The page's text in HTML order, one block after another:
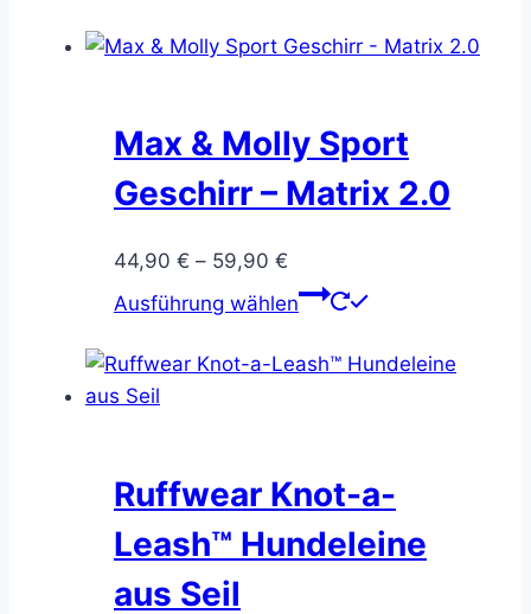
Max & Molly Sport
Geschirr – Matrix 2.0
44,90 € – 59,90 €
44,90 €
59,90 €
Ausführung wählen
Dieses
weist
Die
Optionen
können
Ruffwear Knot-a-
Leash™ Hundeleine
aus Seil